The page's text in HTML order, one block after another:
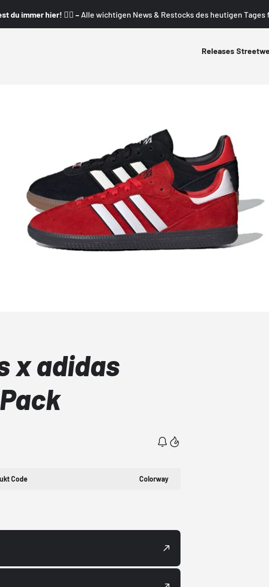
du immer hier! 👇🏼 – Alle wichtigen News & Restocks des heutigen Tages
Releases
x adidas
Code Colorway